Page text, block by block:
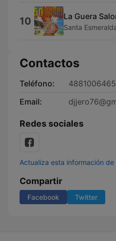
10 La Guera
Santa
Contactos
Teléfono:
4881006465
Email:
Redes sociales
Actualiza esta información de
Compartir
Facebook Twitter